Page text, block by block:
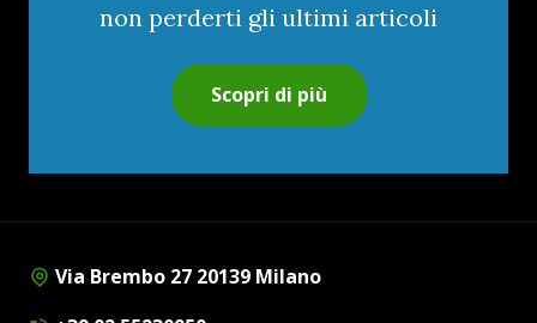
non perderti gli ultimi articoli
Scopri di più
Via Brembo 27 20139 Milano